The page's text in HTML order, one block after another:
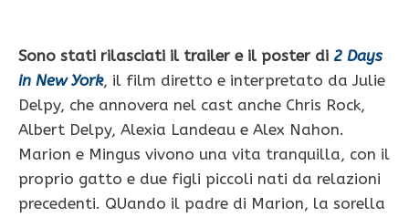
Sono stati rilasciati il trailer e il poster di 2 Days
in New York, il film diretto e interpretato da Julie
Delpy, che annovera nel cast anche Chris Rock,
Albert Delpy, Alexia Landeau e Alex Nahon.
Marion e Mingus vivono una vita tranquilla, con il
proprio gatto e due figli piccoli nati da relazioni
precedenti. QUando il padre di Marion, la sorella